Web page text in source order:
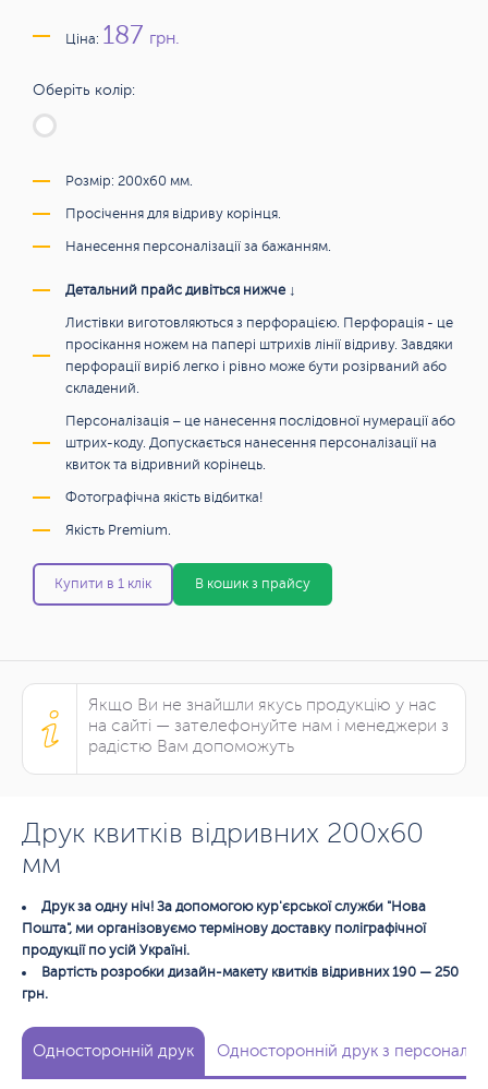
Ціна: 187 грн.
Оберіть колір:
Розмір: 200х60 мм.
Просічення для відриву корінця.
Нанесення персоналізації за бажанням.
Детальний прайс дивіться нижче ↓
Листівки виготовляються з перфорацією. Перфорація - це
просікання ножем на папері штрихів лінії відриву. Завдяки
перфорації виріб легко і рівно може бути розірваний або
складений.
Персоналізація – це нанесення послідовної нумерації або
штрих-коду. Допускається нанесення персоналізації на
квиток та відривний корінець.
Фотографічна якість відбитка!
Якість Premium.
Купити в 1 клік В кошик з прайсу
Якщо Ви не знайшли якусь продукцію у нас
на сайті — зателефонуйте нам і менеджери з
радістю Вам допоможуть
Друк квитків відривних 200х60
мм
Друк за одну ніч! За допомогою кур'єрської служби "Нова
Пошта", ми організовуємо термінову доставку поліграфічної
продукції по усій Україні.
Вартість розробки дизайн-макету квитків відривних 190 — 250
грн.
Односторонній друк Односторонній друк з